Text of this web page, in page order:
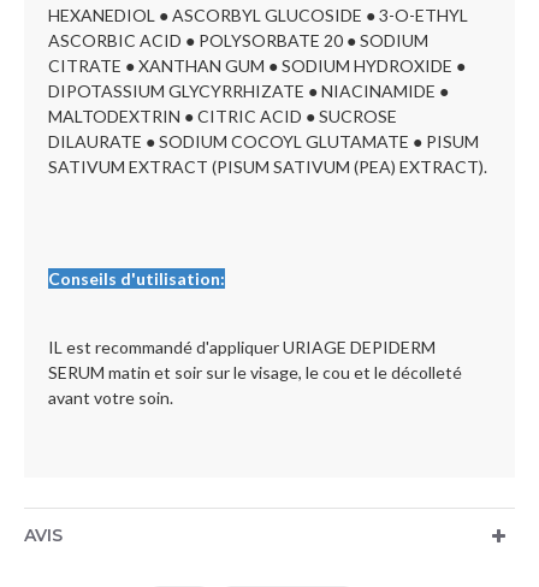
HEXANEDIOL ● ASCORBYL GLUCOSIDE ● 3-O-ETHYL
ASCORBIC ACID ● POLYSORBATE 20 ● SODIUM
CITRATE ● XANTHAN GUM ● SODIUM HYDROXIDE ●
DIPOTASSIUM GLYCYRRHIZATE ● NIACINAMIDE ●
MALTODEXTRIN ● CITRIC ACID ● SUCROSE
DILAURATE ● SODIUM COCOYL GLUTAMATE ● PISUM
SATIVUM EXTRACT (PISUM SATIVUM (PEA) EXTRACT).
Conseils d'utilisation:
IL est recommandé d'appliquer URIAGE DEPIDERM
SERUM matin et soir sur le visage, le cou et le décolleté
avant votre soin.
AVIS